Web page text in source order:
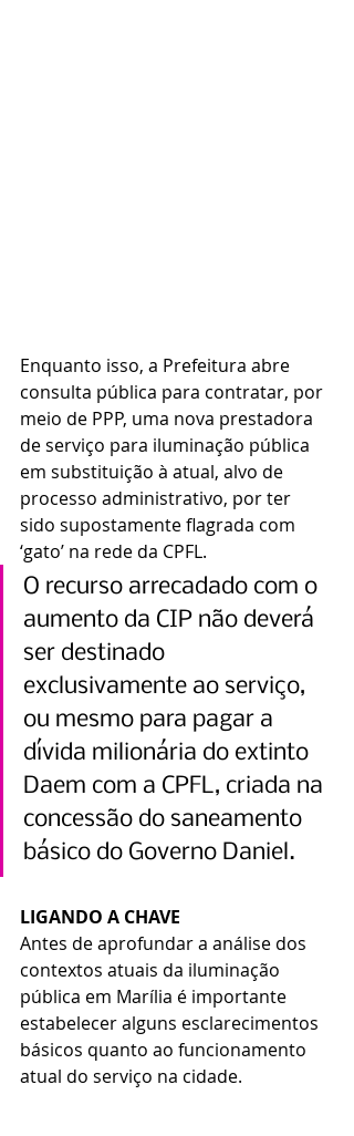
Enquanto isso, a Prefeitura abre
consulta pública para contratar, por
meio de PPP, uma nova prestadora
de serviço para iluminação pública
em substituição à atual, alvo de
processo administrativo, por ter
sido supostamente flagrada com
‘gato’ na rede da CPFL.
O recurso arrecadado com o
aumento da CIP não deverá
ser destinado
exclusivamente ao serviço,
ou mesmo para pagar a
dívida milionária do extinto
Daem com a CPFL, criada na
concessão do saneamento
básico do Governo Daniel.
LIGANDO A CHAVE
Antes de aprofundar a análise dos
contextos atuais da iluminação
pública em Marília é importante
estabelecer alguns esclarecimentos
básicos quanto ao funcionamento
atual do serviço na cidade.